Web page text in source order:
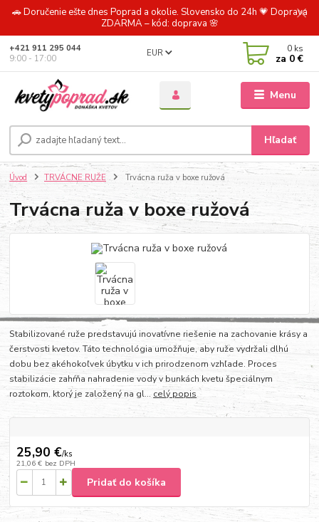
🚗 Doručenie ešte dnes Poprad a okolie. Slovensko do 24h 💗 Doprava
ZDARMA – kód: doprava 🌸
Menu
EUR
Hľadať
+421 911 295 044
9:00 - 17:00
0 ks
za 0 €
Úvod TRVÁCNE RUŽE Trvácna ruža v boxe ružová
Trvácna ruža v boxe ružová
Stabilizované ruže predstavujú inovatívne riešenie na zachovanie krásy a
čerstvosti kvetov. Táto technológia umožňuje, aby ruže vydržali dlhú
dobu bez akéhokoľvek úbytku v ich prirodzenom vzhľade. Proces
stabilizácie zahŕňa nahradenie vody v bunkách kvetu špeciálnym
roztokom, ktorý je založený na gl... celý popis
25,90 €/ks
21,06 € bez DPH
Pridať do košíka